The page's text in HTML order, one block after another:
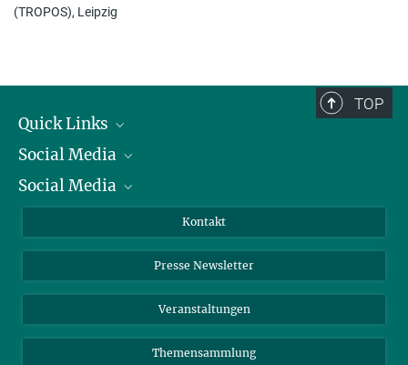
(TROPOS), Leipzig
TOP
Quick Links
Präsident
Zahlen und Fakten
Meldestelle Fehlverhalten
Social Media
Bluesky
TikTok
Social Media
Instagram
YouTube
Kontakt
Presse Newsletter
Veranstaltungen
Themensammlung